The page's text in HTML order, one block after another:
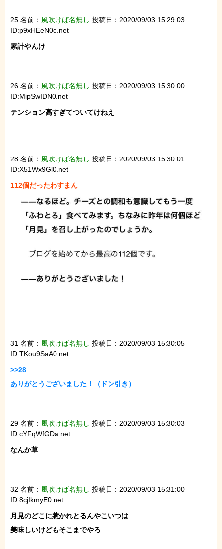
25 名前： 風吹けば名無し 投稿日：2020/09/03 15:29:03
ID:p9xHEeN0d.net
累計やんけ
26 名前： 風吹けば名無し 投稿日：2020/09/03 15:30:00
ID:MipSwIDN0.net
テンション高すぎてついてけねえ
28 名前： 風吹けば名無し 投稿日：2020/09/03 15:30:01
ID:X51Wx9Gl0.net
31 名前： 風吹けば名無し 投稿日：2020/09/03 15:30:05
ID:TKou9SaA0.net
>>28
ありがとうございました！（ドン引き）
29 名前： 風吹けば名無し 投稿日：2020/09/03 15:30:03
ID:cYFqWfGDa.net
なんか草
32 名前： 風吹けば名無し 投稿日：2020/09/03 15:31:00
ID:8cjIkmyE0.net
月見のどこに惹かれとるんやこいつは
美味しいけどもそこまでやろ